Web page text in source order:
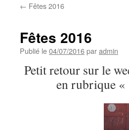
← Fêtes 2016
Fêtes 2016
Publié le04/07/2016paradmin
Petit retour sur le
en rubrique «